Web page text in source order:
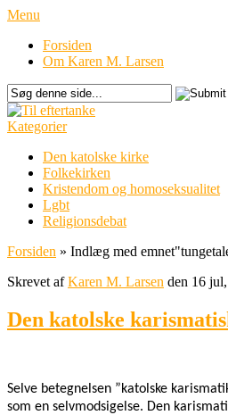
Menu
Forsiden
Om Karen M. Larsen
Kategorier
Den katolske kirke
Folkekirken
Kristendom og homoseksualitet
Lgbt
Religionsdebat
Forsiden » Indlæg med emnet"
Skrevet afKaren M. Larsen den 16
Den katolske
Selve betegnelsen ”katolske
som en selvmodsigelse. Den